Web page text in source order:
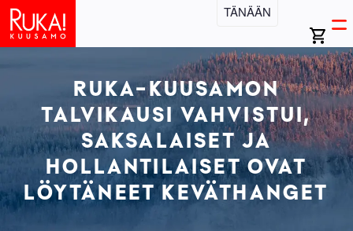
Hyppää
pääsisältöön
TÄNÄÄN
search
bar
RUKA-KUUSAMON
TALVIKAUSI VAHVISTUI,
SAKSALAISET JA
HOLLANTILAISET OVAT
LÖYTÄNEET KEVÄTHANGET